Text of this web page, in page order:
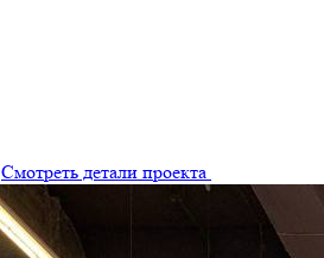
Смотреть детали проекта